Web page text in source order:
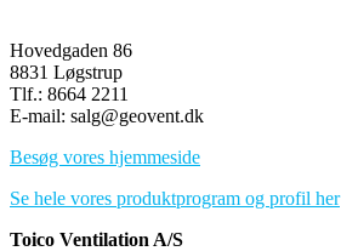
Hovedgaden 86
8831 Løgstrup
Tlf.: 8664 2211
E-mail: salg@geovent.dk
Besøg vores hjemmeside
Se hele vores produktprogram og profil her
Toico Ventilation A/S